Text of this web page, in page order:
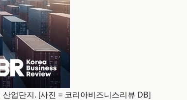
업단지. [사진 = 코리아비즈니스리뷰 DB]